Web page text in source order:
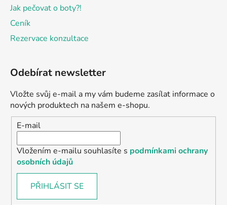
Jak pečovat o boty?!
Ceník
Rezervace konzultace
Odebírat newsletter
Vložte svůj e-mail a my vám budeme zasílat informace o
nových produktech na našem e-shopu.
E-mail
Vložením e-mailu souhlasíte s podmínkami ochrany
osobních údajů
PŘIHLÁSIT SE